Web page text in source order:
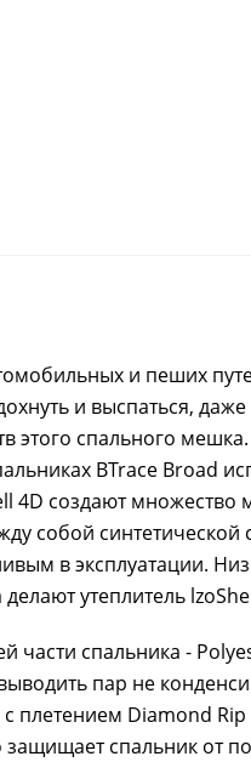
и пеших
и выспаться,
этого спального мешка.
BTrace Broad
4D создают
собой
в эксплуатации.
делают утеплитель
части спальника -
пар не
с плетением Diamond
спальник от